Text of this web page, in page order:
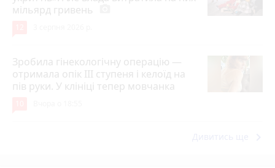
мільярд гривень
Зробила гінекологічну операцію —
отримала опік ІІІ ступеня і келоїд на
пів руки. У клініці тепер мовчанка